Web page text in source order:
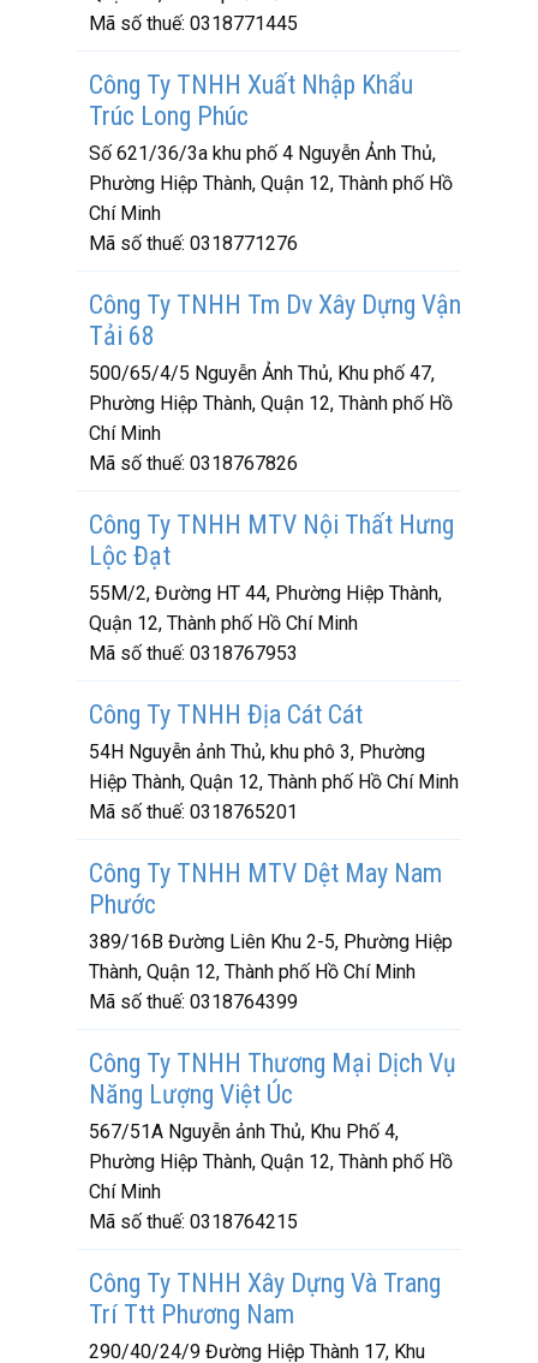
Mã số thuế: 0318771445
Công Ty TNHH Xuất Nhập Khẩu
Trúc Long Phúc
Số 621/36/3a khu phố 4 Nguyễn Ảnh Thủ,
Phường Hiệp Thành, Quận 12, Thành phố Hồ
Chí Minh
Mã số thuế: 0318771276
Công Ty TNHH Tm Dv Xây Dựng Vận
Tải 68
500/65/4/5 Nguyễn Ảnh Thủ, Khu phố 47,
Phường Hiệp Thành, Quận 12, Thành phố Hồ
Chí Minh
Mã số thuế: 0318767826
Công Ty TNHH MTV Nội Thất Hưng
Lộc Đạt
55M/2, Đường HT 44, Phường Hiệp Thành,
Quận 12, Thành phố Hồ Chí Minh
Mã số thuế: 0318767953
Công Ty TNHH Địa Cát Cát
54H Nguyễn ảnh Thủ, khu phô 3, Phường
Hiệp Thành, Quận 12, Thành phố Hồ Chí Minh
Mã số thuế: 0318765201
Công Ty TNHH MTV Dệt May Nam
Phước
389/16B Đường Liên Khu 2-5, Phường Hiệp
Thành, Quận 12, Thành phố Hồ Chí Minh
Mã số thuế: 0318764399
Công Ty TNHH Thương Mại Dịch Vụ
Năng Lượng Việt Úc
567/51A Nguyễn ảnh Thủ, Khu Phố 4,
Phường Hiệp Thành, Quận 12, Thành phố Hồ
Chí Minh
Mã số thuế: 0318764215
Công Ty TNHH Xây Dựng Và Trang
Trí Ttt Phương Nam
290/40/24/9 Đường Hiệp Thành 17, Khu